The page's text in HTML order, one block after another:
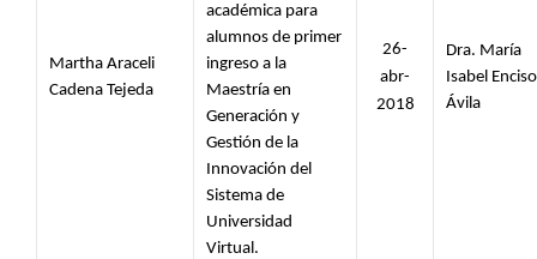
Martha Araceli
Cadena Tejeda
académica para
alumnos de primer
ingreso a la
Maestría en
Generación y
Gestión de la
Innovación del
Sistema de
Universidad
Virtual.
26-
abr-
2018
Dra. María
Isabel Enciso
Ávila